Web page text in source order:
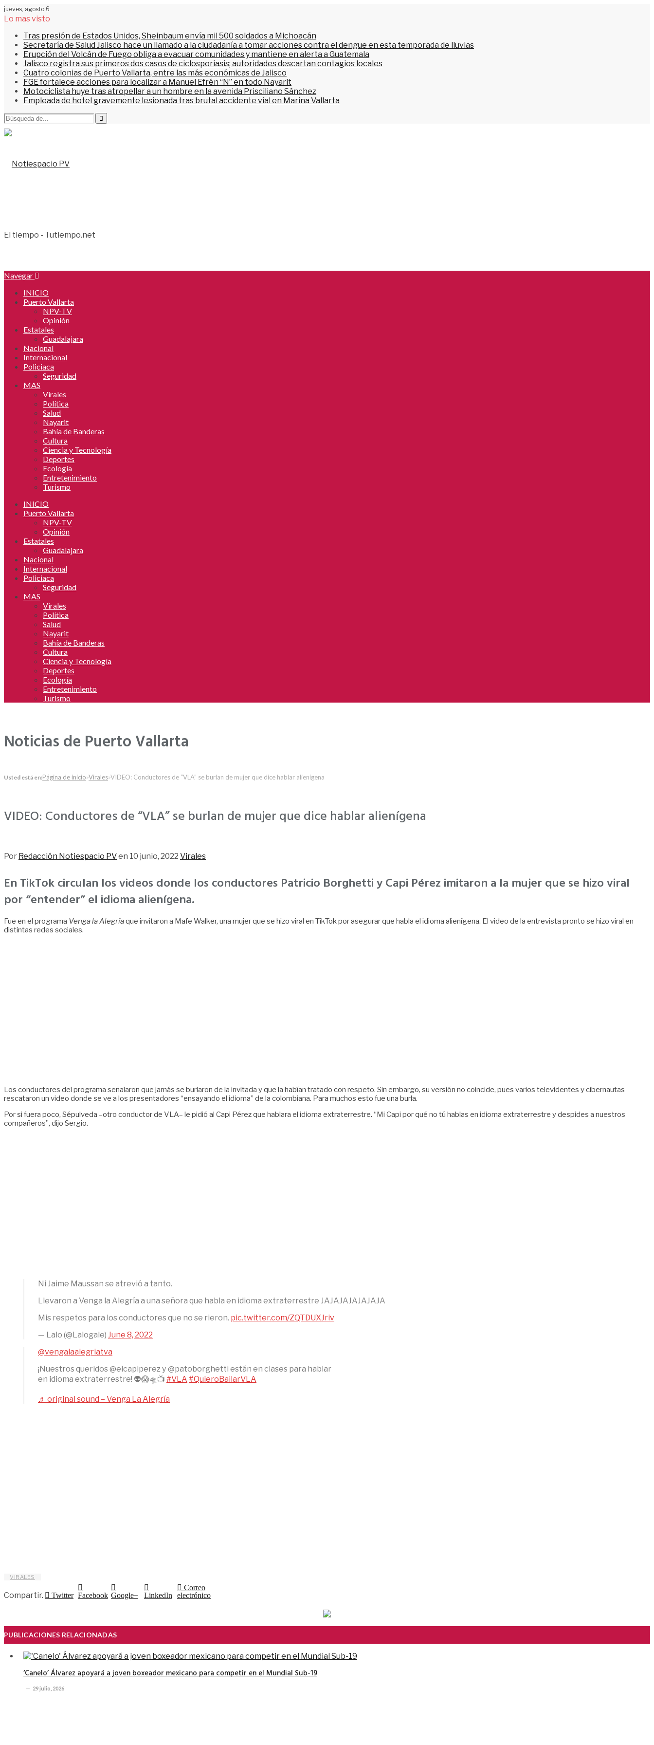
jueves, agosto 6
Lo mas visto
Tras presión de Estados Unidos, Sheinbaum envía mil 500 soldados a Michoacán
Secretaría de Salud Jalisco hace un llamado a la ciudadanía a tomar acciones contra el dengue en esta temporada de lluvias
Erupción del Volcán de Fuego obliga a evacuar comunidades y mantiene en alerta a Guatemala
Jalisco registra sus primeros dos casos de ciclosporiasis; autoridades descartan contagios locales
Cuatro colonias de Puerto Vallarta, entre las más económicas de Jalisco
FGE fortalece acciones para localizar a Manuel Efrén “N” en todo Nayarit
Motociclista huye tras atropellar a un hombre en la avenida Prisciliano Sánchez
Empleada de hotel gravemente lesionada tras brutal accidente vial en Marina Vallarta
El tiempo - Tutiempo.net
Navegar
INICIO
Puerto Vallarta
NPV-TV
Opinión
Estatales
Guadalajara
Nacional
Internacional
Policiaca
Seguridad
MAS
Virales
Política
Salud
Nayarit
Bahía de Banderas
Cultura
Ciencia y Tecnología
Deportes
Ecología
Entretenimiento
Turismo
INICIO
Puerto Vallarta
NPV-TV
Opinión
Estatales
Guadalajara
Nacional
Internacional
Policiaca
Seguridad
MAS
Virales
Política
Salud
Nayarit
Bahía de Banderas
Cultura
Ciencia y Tecnología
Deportes
Ecología
Entretenimiento
Turismo
Noticias de Puerto Vallarta
Usted está en:Página de inicio»Virales»VIDEO: Conductores de “VLA” se burlan de mujer que dice hablar alienígena
VIDEO: Conductores de “VLA” se burlan de mujer que dice hablar alienígena
Por Redacción Notiespacio PVen 10 junio, 2022 Virales
En TikTok circulan los videos donde los conductores Patricio Borghetti y Capi Pérez imitaron a la mujer que se hizo viral
por “entender” el idioma alienígena.
Fue en el programa Venga la Alegríaque invitaron a Mafe Walker, una mujer que se hizo viral en TikTok por asegurar que habla el idioma alienígena. El video de la entrevista pronto se hizo viral en
distintas redes sociales.
Los conductores del programa señalaron que jamás se burlaron de la invitada y que la habían tratado con respeto. Sin embargo, su versión no coincide, pues varios televidentes y cibernautas
rescataron un video donde se ve a los presentadores “ensayando el idioma” de la colombiana. Para muchos esto fue una burla.
Por si fuera poco, Sépulveda –otro conductor de VLA– le pidió al Capi Pérez que hablara el idioma extraterrestre. “Mi Capi por qué no tú hablas en idioma extraterrestre y despides a nuestros
compañeros”, dijo Sergio.
Ni Jaime Maussan se atrevió a tanto.
Llevaron a Venga la Alegría a una señora que habla en idioma extraterrestre JAJAJAJAJAJAJA
Mis respetos para los conductores que no se rieron. pic.twitter.com/ZQTDUXJriv
— Lalo (@Lalogale) June 8, 2022
@vengalaalegriatva
¡Nuestros queridos @elcapiperez y @patoborghetti están en clases para hablar
en idioma extraterrestre! 👽😱🛸📺 #VLA #QuieroBailarVLA
♬ original sound – Venga La Alegría
VIRALES
Compartir. Twitter Facebook Google+ LinkedIn
Correo
electrónico
PUBLICACIONES RELACIONADAS
‘Canelo’ Álvarez apoyará a joven boxeador mexicano para competir en el Mundial Sub-19
29 julio, 2026